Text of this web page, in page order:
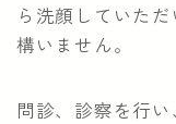
ら洗顔していただ
構いません。
問診、診察を行